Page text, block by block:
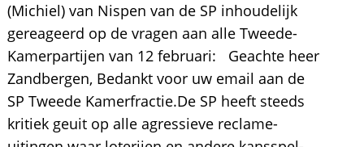
(Michiel) van Nispen van de SP inhoudelijk
gereageerd op de vragen aan alle Tweede-
Kamerpartijen van 12 februari: Geachte heer
Zandbergen, Bedankt voor uw email aan de
SP Tweede Kamerfractie.De SP heeft steeds
kritiek geuit op alle agressieve reclame-